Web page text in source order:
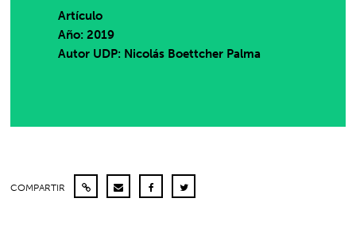
Artículo
Año: 2019
Autor UDP: Nicolás Boettcher Palma
COMPARTIR